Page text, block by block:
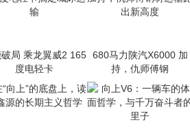
局 乘龙翼威2 165
度电轻卡
680马力陕汽X6000 加
持，仇师傅钢